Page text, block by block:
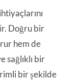
Doğru bir
hem de
sağlıklı bir
bir şekilde